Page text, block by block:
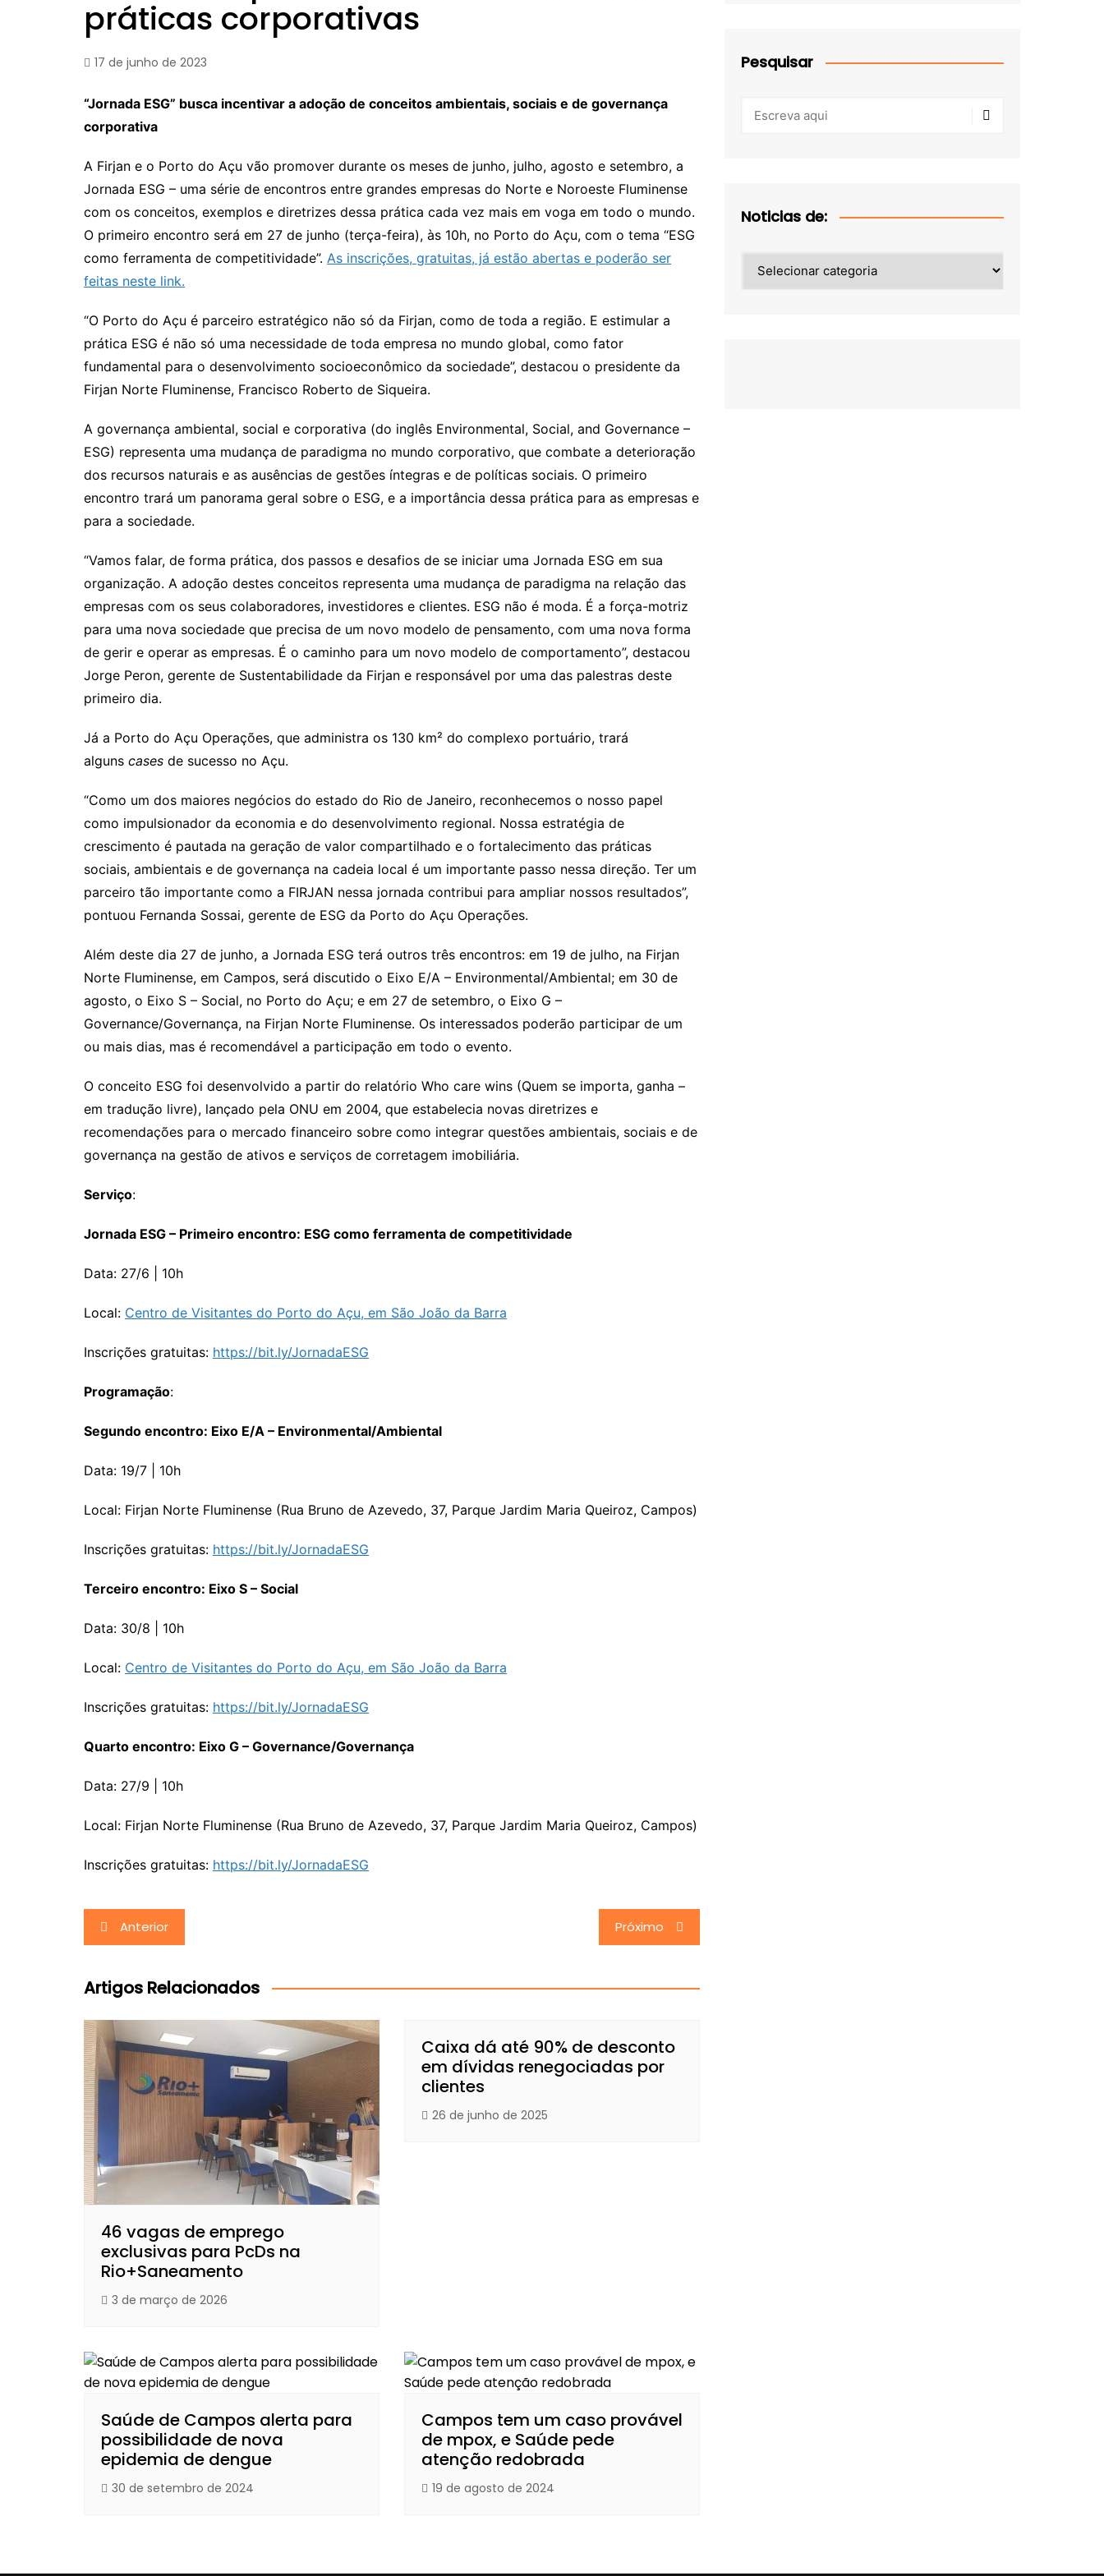
práticas corporativas
17 de junho de 2023
“Jornada ESG” busca incentivar a adoção de conceitos ambientais, sociais e de governança
corporativa
A Firjan e o Porto do Açu vão promover durante os meses de junho, julho, agosto e setembro, a
Jornada ESG – uma série de encontros entre grandes empresas do Norte e Noroeste Fluminense
com os conceitos, exemplos e diretrizes dessa prática cada vez mais em voga em todo o mundo.
O primeiro encontro será em 27 de junho (terça-feira), às 10h, no Porto do Açu, com o tema “ESG
como ferramenta de competitividade”. As inscrições, gratuitas, já estão abertas e poderão ser
feitas neste link.
“O Porto do Açu é parceiro estratégico não só da Firjan, como de toda a região. E estimular a
prática ESG é não só uma necessidade de toda empresa no mundo global, como fator
fundamental para o desenvolvimento socioeconômico da sociedade”, destacou o presidente da
Firjan Norte Fluminense, Francisco Roberto de Siqueira.
A governança ambiental, social e corporativa (do inglês Environmental, Social, and Governance –
ESG) representa uma mudança de paradigma no mundo corporativo, que combate a deterioração
dos recursos naturais e as ausências de gestões íntegras e de políticas sociais. O primeiro
encontro trará um panorama geral sobre o ESG, e a importância dessa prática para as empresas e
para a sociedade.
“Vamos falar, de forma prática, dos passos e desafios de se iniciar uma Jornada ESG em sua
organização. A adoção destes conceitos representa uma mudança de paradigma na relação das
empresas com os seus colaboradores, investidores e clientes. ESG não é moda. É a força-motriz
para uma nova sociedade que precisa de um novo modelo de pensamento, com uma nova forma
de gerir e operar as empresas. É o caminho para um novo modelo de comportamento”, destacou
Jorge Peron, gerente de Sustentabilidade da Firjan e responsável por uma das palestras deste
primeiro dia.
Já a Porto do Açu Operações, que administra os 130 km² do complexo portuário, trará
alguns cases de sucesso no Açu.
“Como um dos maiores negócios do estado do Rio de Janeiro, reconhecemos o nosso papel
como impulsionador da economia e do desenvolvimento regional. Nossa estratégia de
crescimento é pautada na geração de valor compartilhado e o fortalecimento das práticas
sociais, ambientais e de governança na cadeia local é um importante passo nessa direção. Ter um
parceiro tão importante como a FIRJAN nessa jornada contribui para ampliar nossos resultados”,
pontuou Fernanda Sossai, gerente de ESG da Porto do Açu Operações.
Além deste dia 27 de junho, a Jornada ESG terá outros três encontros: em 19 de julho, na Firjan
Norte Fluminense, em Campos, será discutido o Eixo E/A – Environmental/Ambiental; em 30 de
agosto, o Eixo S – Social, no Porto do Açu; e em 27 de setembro, o Eixo G –
Governance/Governança, na Firjan Norte Fluminense. Os interessados poderão participar de um
ou mais dias, mas é recomendável a participação em todo o evento.
O conceito ESG foi desenvolvido a partir do relatório Who care wins (Quem se importa, ganha –
em tradução livre), lançado pela ONU em 2004, que estabelecia novas diretrizes e
recomendações para o mercado financeiro sobre como integrar questões ambientais, sociais e de
governança na gestão de ativos e serviços de corretagem imobiliária.
Serviço:
Jornada ESG – Primeiro encontro: ESG como ferramenta de competitividade
Data: 27/6 | 10h
Local: Centro de Visitantes do Porto do Açu, em São João da Barra
Inscrições gratuitas: https://bit.ly/JornadaESG
Programação:
Segundo encontro: Eixo E/A – Environmental/Ambiental
Data: 19/7 | 10h
Local: Firjan Norte Fluminense (Rua Bruno de Azevedo, 37, Parque Jardim Maria Queiroz, Campos)
Inscrições gratuitas: https://bit.ly/JornadaESG
Terceiro encontro: Eixo S – Social
Data: 30/8 | 10h
Local: Centro de Visitantes do Porto do Açu, em São João da Barra
Inscrições gratuitas: https://bit.ly/JornadaESG
Quarto encontro: Eixo G – Governance/Governança
Data: 27/9 | 10h
Local: Firjan Norte Fluminense (Rua Bruno de Azevedo, 37, Parque Jardim Maria Queiroz, Campos)
Inscrições gratuitas: https://bit.ly/JornadaESG
Navegação
de
Post
Anterior Próximo
Artigos Relacionados
46 vagas de emprego
exclusivas para PcDs na
Rio+Saneamento
3 de março de 2026
Caixa dá até 90% de desconto
em dívidas renegociadas por
clientes
26 de junho de 2025
Saúde de Campos alerta para
possibilidade de nova
epidemia de dengue
30 de setembro de 2024
Campos tem um caso provável
de mpox, e Saúde pede
atenção redobrada
19 de agosto de 2024
Pesquisar
Noticias de:
de: